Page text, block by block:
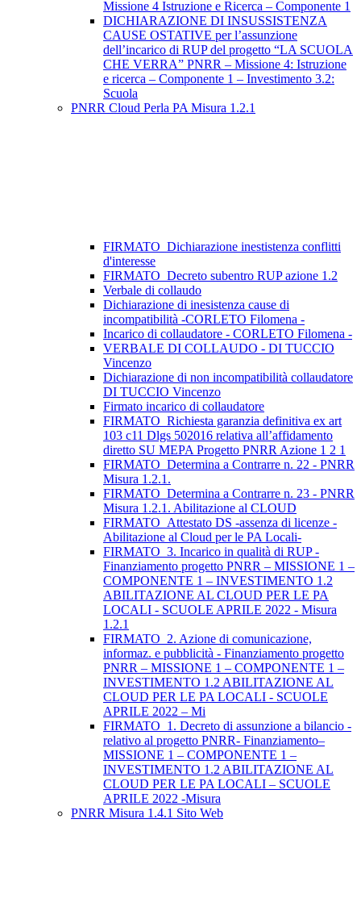
Missione 4 Istruzione e Ricerca – Componente 1
DICHIARAZIONE DI INSUSSISTENZA
CAUSE OSTATIVE per l’assunzione
dell’incarico di RUP del progetto “LA SCUOLA
CHE VERRA” PNRR – Missione 4: Istruzione
e ricerca – Componente 1 – Investimento 3.2:
Scuola
PNRR Cloud Perla PA Misura 1.2.1
FIRMATO_Dichiarazione inestistenza conflitti
d'interesse
FIRMATO_Decreto subentro RUP azione 1.2
Verbale di collaudo
Dichiarazione di inesistenza cause di
incompatibilità -CORLETO Filomena -
Incarico di collaudatore - CORLETO Filomena -
VERBALE DI COLLAUDO - DI TUCCIO
Vincenzo
Dichiarazione di non incompatibilità collaudatore
DI TUCCIO Vincenzo
Firmato incarico di collaudatore
FIRMATO_Richiesta garanzia definitiva ex art
103 c11 Dlgs 502016 relativa all’affidamento
diretto SU MEPA Progetto PNRR Azione 1 2 1
FIRMATO_Determina a Contrarre n. 22 - PNRR
Misura 1.2.1.
FIRMATO_Determina a Contrarre n. 23 - PNRR
Misura 1.2.1. Abilitazione al CLOUD
FIRMATO_Attestato DS -assenza di licenze -
Abilitazione al Cloud per le PA Locali-
FIRMATO_3. Incarico in qualità di RUP -
Finanziamento progetto PNRR – MISSIONE 1 –
COMPONENTE 1 – INVESTIMENTO 1.2
ABILITAZIONE AL CLOUD PER LE PA
LOCALI - SCUOLE APRILE 2022 - Misura
1.2.1
FIRMATO_2. Azione di comunicazione,
informaz. e pubblicità - Finanziamento progetto
PNRR – MISSIONE 1 – COMPONENTE 1 –
INVESTIMENTO 1.2 ABILITAZIONE AL
CLOUD PER LE PA LOCALI - SCUOLE
APRILE 2022 – Mi
FIRMATO_1. Decreto di assunzione a bilancio -
relativo al progetto PNRR- Finanziamento–
MISSIONE 1 – COMPONENTE 1 –
INVESTIMENTO 1.2 ABILITAZIONE AL
CLOUD PER LE PA LOCALI – SCUOLE
APRILE 2022 -Misura
PNRR Misura 1.4.1 Sito Web